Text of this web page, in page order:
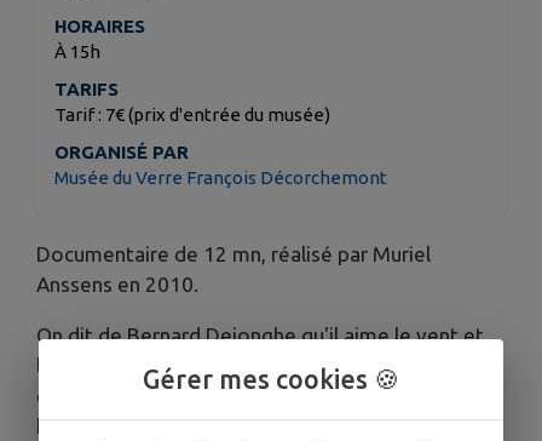
HORAIRES
À 15h
TARIFS
Tarif : 7€ (prix d'entrée du musée)
ORGANISÉ PAR
Musée du Verre François Décorchemont
Documentaire de 12 mn, réalisé par Muriel
Anssens en 2010.
On dit de Bernard Dejonghe qu'il aime le vent et
les pierres. Des formes géométriques claires, des
cercles, des triangles, des lignes verticales et
horizontales, dominent les œuvres de l'artiste
Gérer mes cookies 🍪